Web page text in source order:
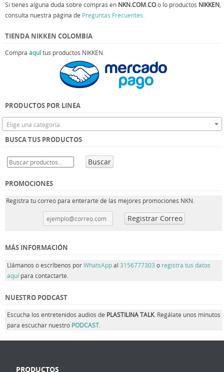
Si tienes alguna duda sobre compras en NKN.COM.COo lo productos NIKKEN,
consulta nuestra página de Preguntas Frecuentes.
TIENDA NIKKEN COLOMBIA
Compra aquítus productos NIKKEN.
PRODUCTOS POR LINEA
Elige una categoría
BUSCA TUS PRODUCTOS
Buscar
PROMOCIONES
Registra tu correo para enterarte de las mejores promociones NKN.
MÁS INFORMACIÓN
Llámanos o escríbenos porWhatsAppal 3156777303 o registra tus datos
aquí para contactarte.
NUESTRO PODCAST
Escucha los entretenidos audios de PLASTILINA TALK. Regálate unos minutos
para escuchar nuestro PODCAST.
PRODUCTOS